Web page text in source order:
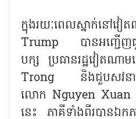
ក្នុងរយៈពេលស្នាក់នៅ
Trump បានអញ្ជើញជួ
បក្ស ប្រធានរដ្ឋវៀត
Trong និងជួបសវនាកា
លោក Nguyen Xuan
នេះ ភាគីទាំងពីរបានឯកភាព